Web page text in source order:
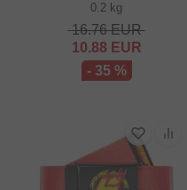
0.2 kg
16.76EUR
10.88 EUR
- 35 %